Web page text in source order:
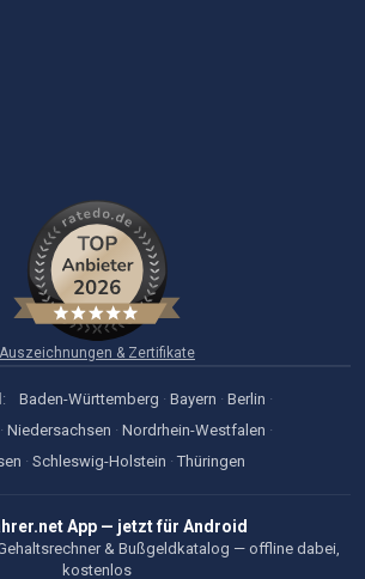
Auszeichnungen & Zertifikate
Baden-Württemberg · Bayern · Berlin ·
· Niedersachsen · Nordrhein-Westfalen ·
· Schleswig-Holstein · Thüringen
App — jetzt für Android
& Bußgeldkatalog — offline dabei,
kostenlos